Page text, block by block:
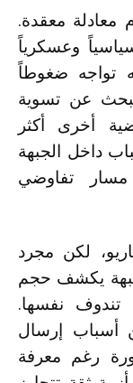
معادلة معقدة.
وعسكرياً
تواجه ضغوطاً
عن تسوية
أخرى أكثر
داخل الجبهة
تفاوضي
لكن مجرد
يكشف حجم
تندوف نفسها.
أسباب إرسال
رغم معرفة